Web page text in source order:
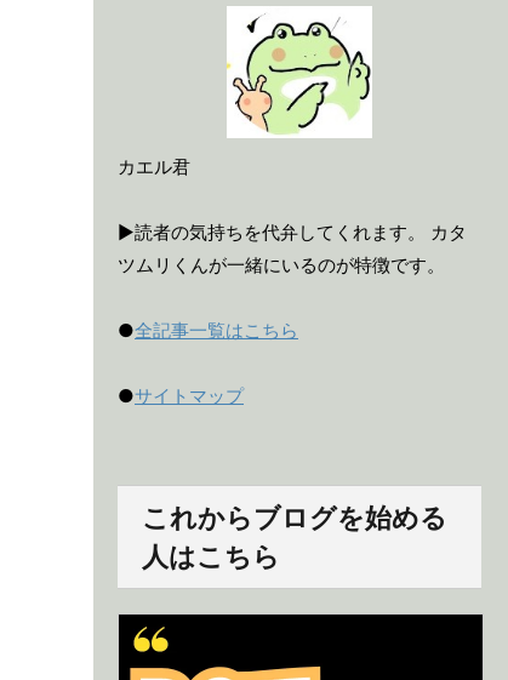
カエル君
▶読者の気持ちを代弁してくれます。 カタ
ツムリくんが一緒にいるのが特徴です。
●全記事一覧はこちら
●サイトマップ
これからブログを始める
人はこちら